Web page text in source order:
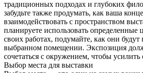
традиционных подходах и глубоких
забудьте также продумать, как ваша
взаимодействовать с пространством
планируете использовать определенные
своих работах, подумайте, как они будут
выбранном помещении. Экспозиция
сочетаться с окружением, чтобы
Выбор места для выставки